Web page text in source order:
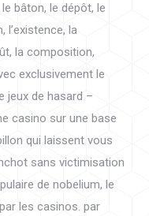
bâton, le dépôt, le
l’existence, la
la composition,
exclusivement le
jeux de hasard –
casino sur ​​une base
qui laissent vous
sans victimisation
de nobelium, le
les casinos. par